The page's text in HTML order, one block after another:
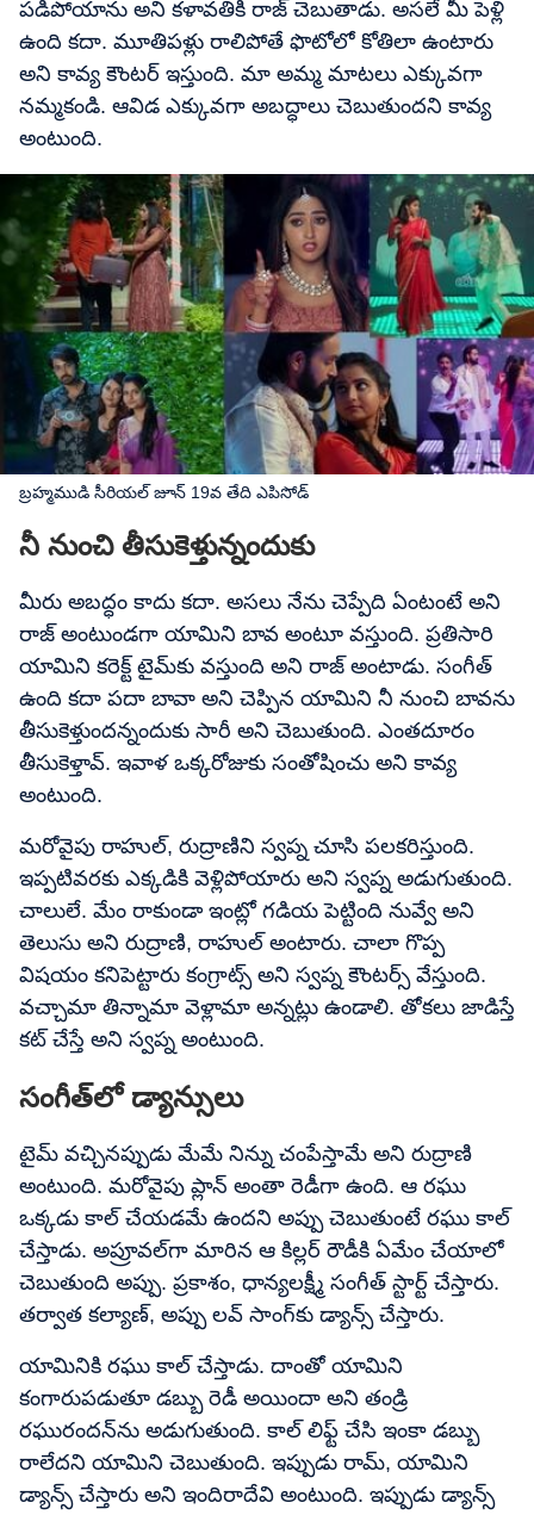
పడిపోయాను అని కళావతికి రాజ్ చెబుతాడు. అసలే మీ పెళ్లి
ఉంది కదా. మూతిపళ్లు రాలిపోతే ఫొటోలో కోతిలా ఉంటారు
అని కావ్య కౌంటర్ ఇస్తుంది. మా అమ్మ మాటలు ఎక్కువగా
నమ్మకండి. ఆవిడ ఎక్కువగా అబద్ధాలు చెబుతుందని కావ్య
అంటుంది.
బ్రహ్మముడి సీరియల్‌ జూన్ 19వ తేది ఎపిసోడ్
నీ నుంచి తీసుకెళ్తున్నందుకు
మీరు అబద్ధం కాదు కదా. అసలు నేను చెప్పేది ఏంటంటే అని
రాజ్ అంటుండగా యామిని బావ అంటూ వస్తుంది. ప్రతిసారి
యామిని కరెక్ట్‌ టైమ్‌కు వస్తుంది అని రాజ్ అంటాడు. సంగీత్
ఉంది కదా పదా బావా అని చెప్పిన యామిని నీ నుంచి బావను
తీసుకెళ్తుందన్నందుకు సారీ అని చెబుతుంది. ఎంతదూరం
తీసుకెళ్తావ్. ఇవాళ ఒక్కరోజుకు సంతోషించు అని కావ్య
అంటుంది.
మరోవైపు రాహుల్, రుద్రాణిని స్వప్న చూసి పలకరిస్తుంది.
ఇప్పటివరకు ఎక్కడికి వెళ్లిపోయారు అని స్వప్న అడుగుతుంది.
చాలులే. మేం రాకుండా ఇంట్లో గడియ పెట్టింది నువ్వే అని
తెలుసు అని రుద్రాణి, రాహుల్ అంటారు. చాలా గొప్ప
విషయం కనిపెట్టారు కంగ్రాట్స్ అని స్వప్న కౌంటర్స్ వేస్తుంది.
వచ్చామా తిన్నామా వెళ్లామా అన్నట్లు ఉండాలి. తోకలు జాడిస్తే
కట్ చేస్తే అని స్వప్న అంటుంది.
సంగీత్‌లో డ్యాన్సులు
టైమ్ వచ్చినప్పుడు మేమే నిన్ను చంపేస్తామే అని రుద్రాణి
అంటుంది. మరోవైపు ప్లాన్ అంతా రెడీగా ఉంది. ఆ రఘు
ఒక్కడు కాల్ చేయడమే ఉందని అప్పు చెబుతుంటే రఘు కాల్
చేస్తాడు. అప్రూవల్‌గా మారిన ఆ కిల్లర్ రౌడీకి ఏమేం చేయాలో
చెబుతుంది అప్పు. ప్రకాశం, ధాన్యలక్ష్మీ సంగీత్ స్టార్ట్ చేస్తారు.
తర్వాత కల్యాణ్, అప్పు లవ్ సాంగ్‌కు డ్యాన్స్ చేస్తారు.
యామినికి రఘు కాల్ చేస్తాడు. దాంతో యామిని
కంగారుపడుతూ డబ్బు రెడీ అయిందా అని తండ్రి
రఘురందన్‌ను అడుగుతుంది. కాల్ లిఫ్ట్ చేసి ఇంకా డబ్బు
రాలేదని యామిని చెబుతుంది. ఇప్పుడు రామ్, యామిని
డ్యాన్స్ చేస్తారు అని ఇందిరాదేవి అంటుంది. ఇప్పుడు డ్యాన్స్